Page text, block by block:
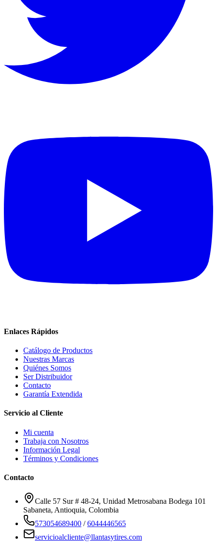
Enlaces Rápidos
Catálogo de Productos
Nuestras Marcas
Quiénes Somos
Ser Distribuidor
Contacto
Garantía Extendida
Servicio al Cliente
Mi cuenta
Trabaja con Nosotros
Información Legal
Términos y Condiciones
Contacto
Calle 57 Sur # 48-24, Unidad Metrosabana Bodega 101
Sabaneta, Antioquia, Colombia
573054689400 /6044446565
servicioalcliente@llantasytires.com